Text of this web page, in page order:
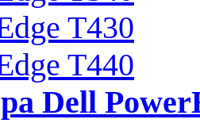
T430
T440
Dell